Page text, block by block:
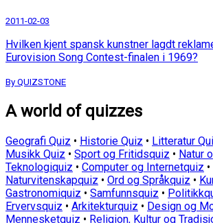
2011-02-03
Hvilken kjent spansk kunstner lagdt
Eurovision Song Contest-finalen i 1969?
By QUIZSTONE
A world of quizzes
Geografi Quiz • Historie Quiz • Litteratur
Musikk Quiz • Sport og Fritidsquiz • Natur
Teknologiquiz • Computer og Internetquiz •
Naturvitenskapquiz • Ord og Språkquiz •
Gastronomiquiz • Samfunnsquiz •
Ervervsquiz • Arkitekturquiz • Design og
Mennesketquiz • Religion, Kultur og